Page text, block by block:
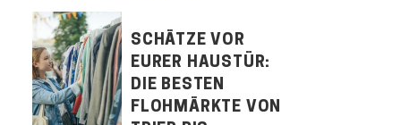
SCHÄTZE VOR
EURER HAUSTÜR:
DIE BESTEN
FLOHMÄRKTE VON